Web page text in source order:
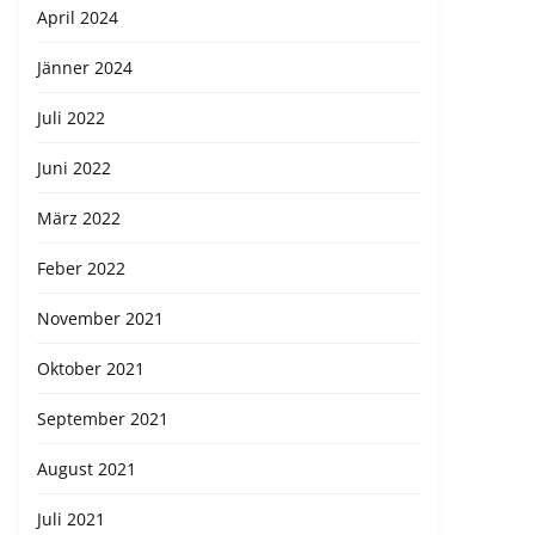
April 2024
Jänner 2024
Juli 2022
Juni 2022
März 2022
Feber 2022
November 2021
Oktober 2021
September 2021
August 2021
Juli 2021